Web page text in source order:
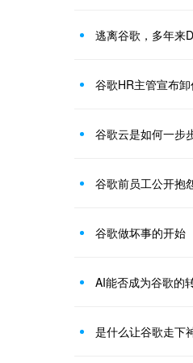
逃离谷歌，多年来
谷歌HR主管宣布
谷歌云是如何一步
谷歌前员工公开抱
谷歌做坏事的开始
AI能否成为谷歌的
是什么让谷歌走下